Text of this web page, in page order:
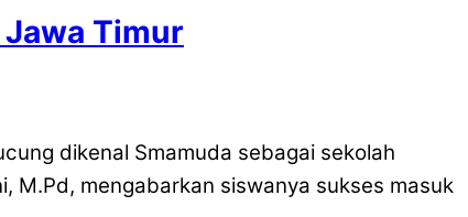
Timur
dikenal Smamuda sebagai sekolah
M.Pd, mengabarkan siswanya sukses masuk